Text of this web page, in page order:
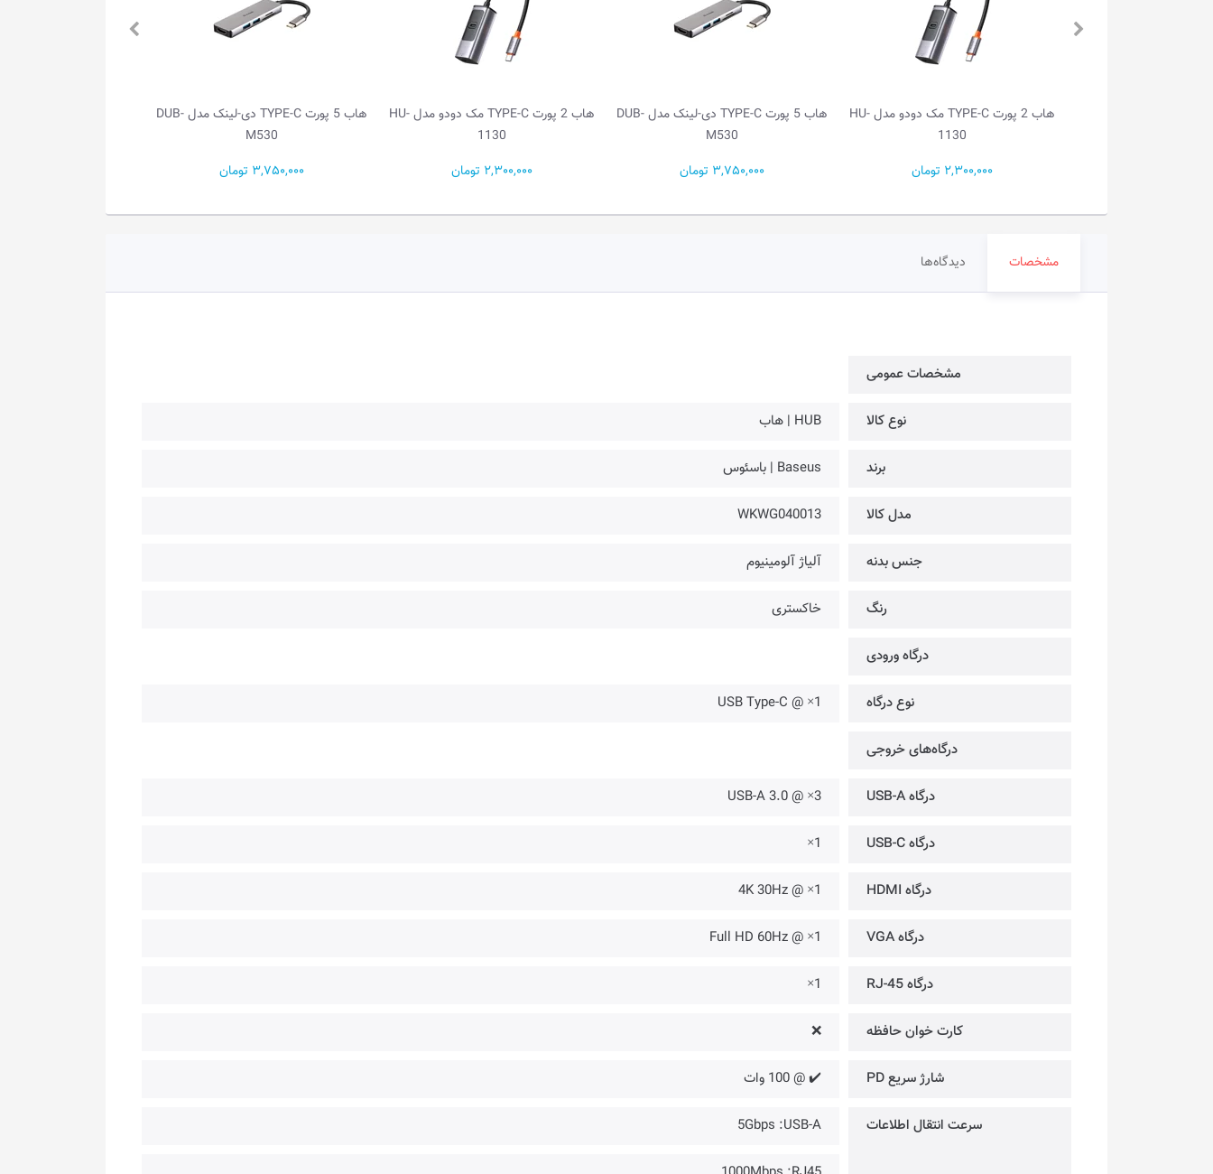
هاب 2 پورت TYPE-C مک دودو مدل HU-
هاب 5 پورت TYPE-C دی-لینک مدل DUB-
هاب 2 پورت TYPE-C مک دودو مدل HU-
هاب 5 پورت TYPE-C دی-لینک مدل DUB-
مشخصات دیدگاه‌ها
مشخصات عمومی
نوع کالا HUB | هاب
برند Baseus | باسئوس
مدل کالا WKWG040013
جنس بدنه آلیاژ آلومینیوم
رنگ خاکستری
درگاه ورودی
نوع درگاه USB Type-C @ ×1
درگاه‌های خروجی
درگاه USB-A USB-A 3.0 @ ×3
درگاه USB-C 1×
درگاه HDMI 4K 30Hz @ ×1
درگاه VGA 1× @ Full HD 60Hz
درگاه RJ-45 1×
کارت خوان حافظه‌ ❌
شارژ سریع PD ✔️ @ 100 وات
سرعت انتقال اطلاعات 5Gbps :USB-A